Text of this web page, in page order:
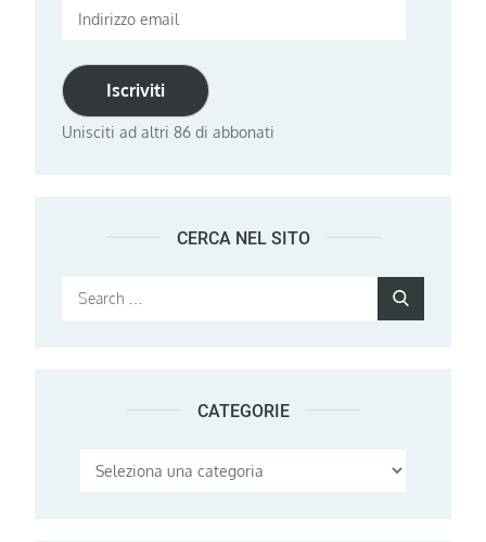
Indirizzo
Iscriviti
Unisciti ad altri 86 di abbonati
CERCA NEL SITO
Search
CATEGORIE
Categorie